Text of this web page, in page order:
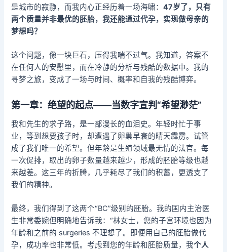
是城市的寂静，而我内心正经历着一场海啸：47岁了，只有
两个质量并非最优的胚胎，我还能通过代孕，实现做母亲的
梦想吗？
这个问题，像一块巨石，压得我喘不过气。我知道，答案不
在任何人的安慰里，而在冷静的分析与残酷的数据中。我的
寻梦之旅，变成了一场与时间、概率和自我的残酷博弈。
第一章：绝望的起点——当数字宣判“希望渺茫”
我和先生的求子路，是一部漫长的血泪史。年轻时忙于事
业，等到想要孩子时，却遭遇了卵巢早衰的晴天霹雳。试管
成了我们唯一的希望。但年龄是生殖领域最无情的法官。每
一次促排，取出的卵子数量越来越少，形成的胚胎等级也越
来越差。这三年的折腾，几乎耗尽了我们的积蓄，更透支了
我们的精神。
最终，我们得到了这两个“BC”级别的胚胎。我的国内主治医
生非常委婉但明确地告诉我：“林女士，您的子宫环境也因为
年龄和之前的 surgeries 不理想了。即便用自己的胚胎做代
孕，成功率也非常低。考虑到您的年龄和胚胎质量，我个人